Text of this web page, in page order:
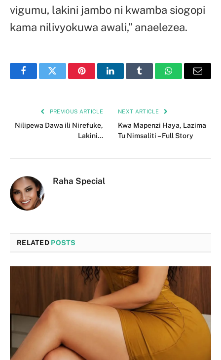
vigumu, lakini jambo ni kwamba siogopi
kama nilivyokuwa awali,” anaelezea.
FacebookTwitter PinterestLinkedInTumblr WhatsAppEmail
PREVIOUS ARTICLE
Nilipewa Dawa ili Nirefuke,
Lakini…
NEXT ARTICLE
Kwa Mapenzi Haya, Lazima
Tu Nimsaliti – Full Story
Raha Special
RELATED POSTS